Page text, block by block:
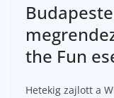
the Fun
Hetekig zajlott a